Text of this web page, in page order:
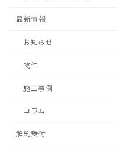
最新情報
お知らせ
物件
施工事例
コラム
解約受付